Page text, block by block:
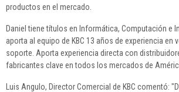
productos en el mercado.
Daniel tiene títulos en Informática, Computación e
aporta al equipo de KBC 13 años de experiencia en
soporte. Aporta experiencia directa con
fabricantes clave en todos los mercados de
Luis Angulo, Director Comercial de KBC comentó: